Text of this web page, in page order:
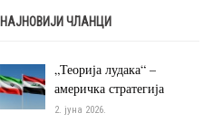
НАЈНОВИЈИ ЧЛАНЦИ
„Теорија лудака“ –
америчка стратегија
2. јуна 2026.